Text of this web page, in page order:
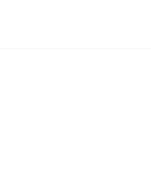
of Technology